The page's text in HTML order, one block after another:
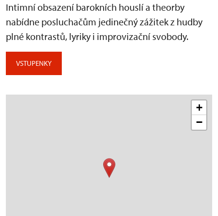
Intimní obsazení barokních houslí a theorby
nabídne posluchačům jedinečný zážitek z hudby
plné kontrastů, lyriky i improvizační svobody.
VSTUPENKY
+
−